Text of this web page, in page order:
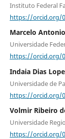
Instituto Federal
https://orcid.org/
Marcelo
Universidade
https://orcid.org/
Indaia Dias
Universidade de
https://orcid.org/
Volmir Ribeiro
Universidade
https://orcid.org/